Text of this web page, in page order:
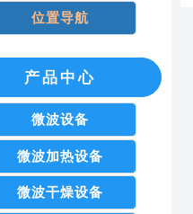
位置导航
产品中心
微波设备
微波加热设备
微波干燥设备